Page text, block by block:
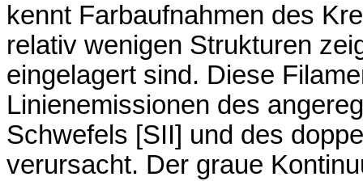
kennt Farbaufnahmen des
relativ wenigen Strukturen
eingelagert sind. Diese
Linienemissionen des
Schwefels [SII] und des
verursacht. Der graue